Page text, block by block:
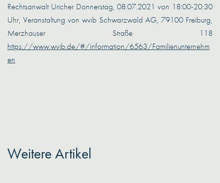
Rechtsanwalt Uricher Donnerstag, 08.07.2021 von 18:00-20:30
Uhr, Veranstaltung von wvib Schwarzwald AG, 79100 Freiburg,
Merzhauser Straße 118
https://www.wvib.de/#/information/6563/Familienunternehm
en
Weitere Artikel